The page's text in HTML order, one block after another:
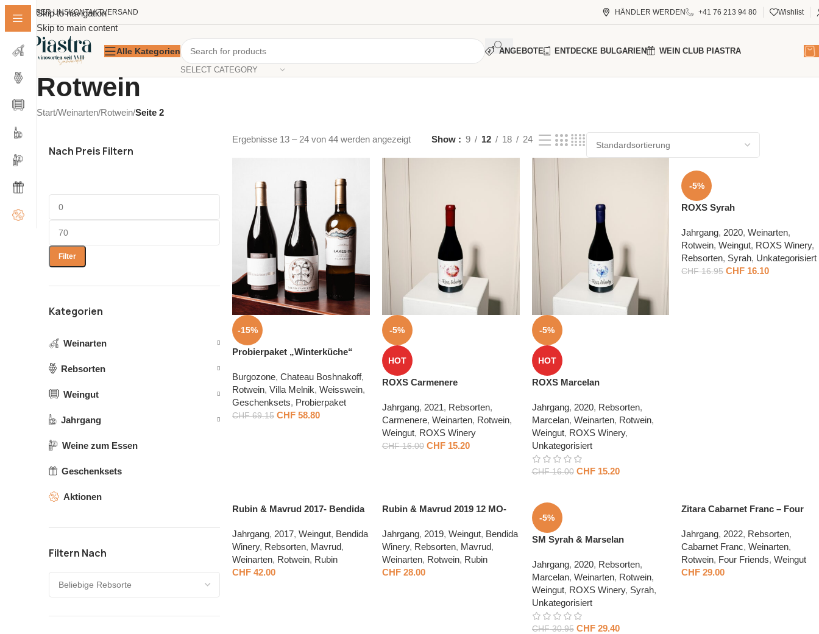
Skip to navigation
Skip to main content
ÜBER UNSKONTAKTVERSAND HÄNDLER WERDEN +41 76 213 94 80 Wishlist
Alle Kategorien
SELECT CATEGORY
ANGEBOTE ENTDECKE BULGARIEN WEIN CLUB PIASTRA
Rotwein
Start/Weinarten/Rotwein/Seite 2
Nach Preis Filtern
Filter
Kategorien
Weinarten
Rebsorten
Weingut
Jahrgang
Weine zum Essen
Geschenksets
Aktionen
Filtern Nach
Ergebnisse 13 – 24 von 44 werden angezeigt Show 9 12 18 24
-15%
Probierpaket „Winterküche“
Burgozone, Chateau Boshnakoff,
Rotwein, Villa Melnik, Weisswein,
Geschenksets, Probierpaket
CHF69.15 CHF 58.80
-5%
HOT
ROXS Carmenere
Jahrgang, 2021, Rebsorten,
Carmenere, Weinarten, Rotwein,
Weingut, ROXS Winery
CHF16.00 CHF15.20
-5%
HOT
ROXS Marcelan
Jahrgang, 2020, Rebsorten,
Marcelan, Weinarten, Rotwein,
Weingut, ROXS Winery,
Unkategorisiert
CHF16.00 CHF15.20
-5%
ROXS Syrah
Jahrgang, 2020, Weinarten,
Rotwein, Weingut, ROXS Winery,
Rebsorten, Syrah, Unkategorisiert
CHF16.95 CHF 16.10
Rubin & Mavrud 2017- Bendida
Jahrgang, 2017, Weingut, Bendida
Winery, Rebsorten, Mavrud,
Weinarten, Rotwein, Rubin
CHF 42.00
Rubin & Mavrud 2019 12 MO-
Jahrgang, 2019, Weingut, Bendida
Winery, Rebsorten, Mavrud,
Weinarten, Rotwein, Rubin
CHF28.00
-5%
SM Syrah & Marselan
Jahrgang, 2020, Rebsorten,
Marcelan, Weinarten, Rotwein,
Weingut, ROXS Winery, Syrah,
Unkategorisiert
CHF30.95 CHF29.40
Zitara Cabarnet Franc – Four
Jahrgang, 2022, Rebsorten,
Cabarnet Franc, Weinarten,
Rotwein, Four Friends, Weingut
CHF 29.00